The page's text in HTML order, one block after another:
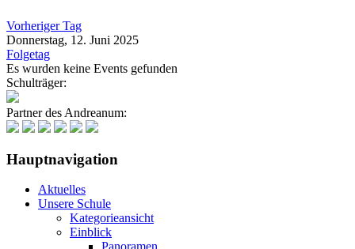
Vorheriger Tag
Donnerstag, 12. Juni 2025
Folgetag
Es wurden keine Events gefunden
Schulträger:
Partner des Andreanum:
Hauptnavigation
Aktuelles
Unsere Schule
Kategorieansicht
Einblick